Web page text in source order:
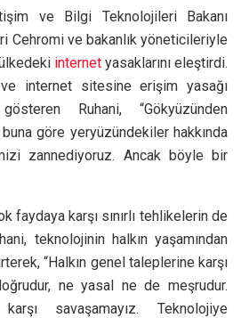
ve Bilgi Teknolojileri Bakanı
Cehromi ve bakanlık yöneticileriyle
internetyasaklarını eleştirdi.
internet sitesine erişim yasağı
Ruhani, “Gökyüzünden
göre yeryüzündekiler hakkında
zannediyoruz. Ancak böyle bir
faydaya karşı sınırlı tehlikelerin de
teknolojinin halkın yaşamından
“Halkın genel taleplerine karşı
ne yasal ne de meşrudur.
savaşamayız. Teknolojiye